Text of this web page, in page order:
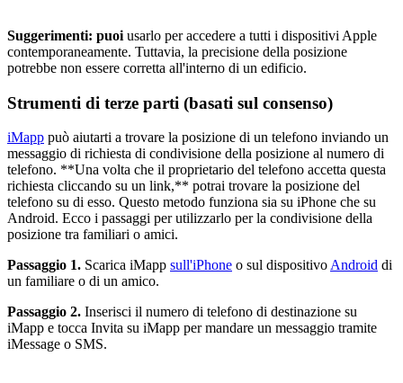
Suggerimenti: puoi usarlo per accedere a tutti i dispositivi Apple
contemporaneamente. Tuttavia, la precisione della posizione
potrebbe non essere corretta all'interno di un edificio.
Strumenti di terze parti (basati sul consenso)
iMapp può aiutarti a trovare la posizione di un telefono inviando un
messaggio di richiesta di condivisione della posizione al numero di
telefono. **Una volta che il proprietario del telefono accetta questa
richiesta cliccando su un link,** potrai trovare la posizione del
telefono su di esso. Questo metodo funziona sia su iPhone che su
Android. Ecco i passaggi per utilizzarlo per la condivisione della
posizione tra familiari o amici.
Passaggio 1. Scarica iMapp sull'iPhone o sul dispositivo Android di
un familiare o di un amico.
Passaggio 2. Inserisci il numero di telefono di destinazione su
iMapp e tocca Invita su iMapp per mandare un messaggio tramite
iMessage o SMS.